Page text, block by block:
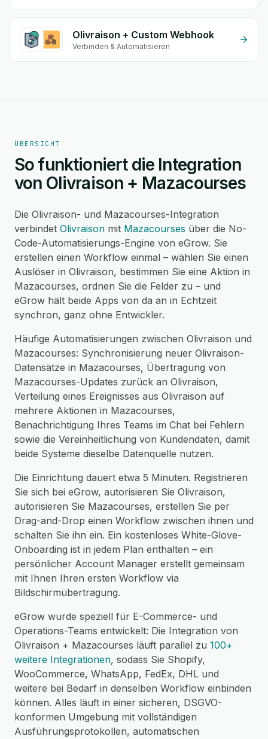
Olivraison + Custom Webhook
Verbinden & Automatisieren
ÜBERSICHT
So funktioniert die Integration
von Olivraison + Mazacourses
Die Olivraison- und Mazacourses-Integration
verbindet Olivraison mit Mazacourses über die No-
Code-Automatisierungs-Engine von eGrow. Sie
erstellen einen Workflow einmal – wählen Sie einen
Auslöser in Olivraison, bestimmen Sie eine Aktion in
Mazacourses, ordnen Sie die Felder zu – und
eGrow hält beide Apps von da an in Echtzeit
synchron, ganz ohne Entwickler.
Häufige Automatisierungen zwischen Olivraison und
Mazacourses: Synchronisierung neuer Olivraison-
Datensätze in Mazacourses, Übertragung von
Mazacourses-Updates zurück an Olivraison,
Verteilung eines Ereignisses aus Olivraison auf
mehrere Aktionen in Mazacourses,
Benachrichtigung Ihres Teams im Chat bei Fehlern
sowie die Vereinheitlichung von Kundendaten, damit
beide Systeme dieselbe Datenquelle nutzen.
Die Einrichtung dauert etwa 5 Minuten. Registrieren
Sie sich bei eGrow, autorisieren Sie Olivraison,
autorisieren Sie Mazacourses, erstellen Sie per
Drag-and-Drop einen Workflow zwischen ihnen und
schalten Sie ihn ein. Ein kostenloses White-Glove-
Onboarding ist in jedem Plan enthalten – ein
persönlicher Account Manager erstellt gemeinsam
mit Ihnen Ihren ersten Workflow via
Bildschirmübertragung.
eGrow wurde speziell für E-Commerce- und
Operations-Teams entwickelt: Die Integration von
Olivraison + Mazacourses läuft parallel zu 100+
weitere Integrationen, sodass Sie Shopify,
WooCommerce, WhatsApp, FedEx, DHL und
weitere bei Bedarf in denselben Workflow einbinden
können. Alles läuft in einer sicheren, DSGVO-
konformen Umgebung mit vollständigen
Ausführungsprotokollen, automatischen